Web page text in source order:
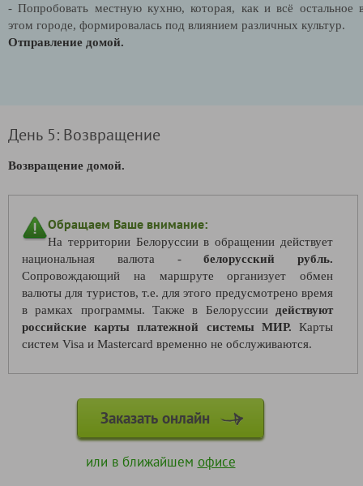
- Попробовать местную кухню, которая, как и всё остальное
этом городе, формировалась под влиянием различных культур.
Отправление домой.
День 5: Возвращение
Возвращение домой.
Обращаем Ваше внимание:
На территории Белоруссии в обращении действует
национальная валюта -белорусский рубль.
Сопровождающий на маршруте организует обмен
валюты для туристов, т.е. для этого предусмотрено время
в рамках программы. Также в Белоруссии действуют
российские карты платежной системы МИР. Карты
систем Visa и Mastercard временно не обслуживаются.
Заказать онлайн
или в ближайшем офисе